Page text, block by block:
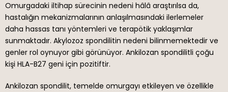
Omurgadaki iltihap sürecinin nedeni hâlâ araştırılsa da,
hastalığın mekanizmalarının anlaşılmasındaki ilerlemeler
daha hassas tanı yöntemleri ve terapötik yaklaşımlar
sunmaktadır. Akylozoz spondilitin nedeni bilinmemektedir ve
genler rol oynuyor gibi görünüyor. Ankilozan spondilitli çoğu
kişi HLA-B27 geni için pozitiftir.
Ankilozan spondilit, temelde omurgayı etkileyen ve özellikle